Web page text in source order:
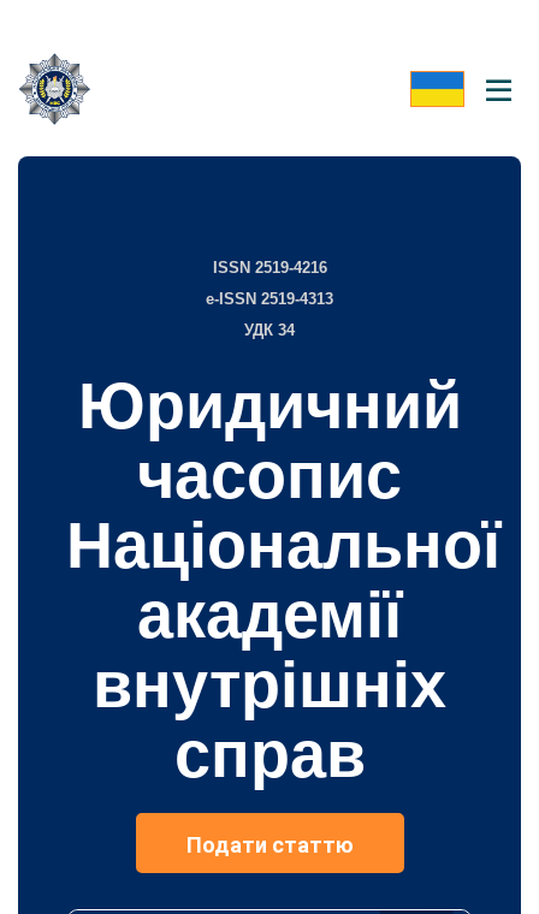
ISSN 2519-4216
e-ISSN 2519-4313
УДК 34
Юридичний
часопис
Національної
академії
внутрішніх
справ
Подати статтю